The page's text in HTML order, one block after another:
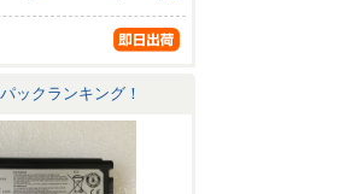
ックランキング！